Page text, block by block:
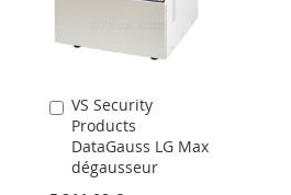
VS Security
Products
DataGauss LG Max
dégausseur
Ajouter
au
panier